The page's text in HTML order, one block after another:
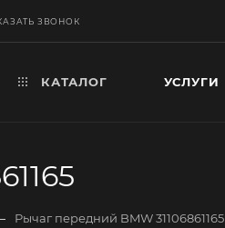
ЗВОНОК
КАТАЛОГ УСЛУГИ
Рычаг передний BMW 31106861165